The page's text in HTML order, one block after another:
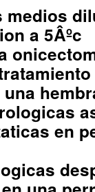
a 5Âºc
en